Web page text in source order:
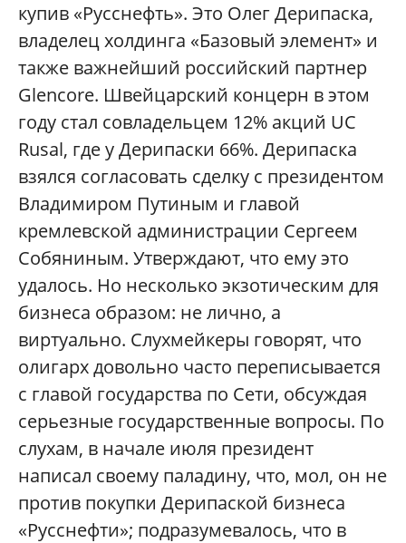
купив «Русснефть». Это Олег Дерипаска,
владелец холдинга «Базовый элемент» и
также важнейший российский партнер
Glencore. Швейцарский концерн в этом
году стал совладельцем 12% акций UC
Rusal, где у Дерипаски 66%. Дерипаска
взялся согласовать сделку с президентом
Владимиром Путиным и главой
кремлевской администрации Сергеем
Собяниным. Утверждают, что ему это
удалось. Но несколько экзотическим для
бизнеса образом: не лично, а
виртуально. Слухмейкеры говорят, что
олигарх довольно часто переписывается
с главой государства по Сети, обсуждая
серьезные государственные вопросы. По
слухам, в начале июля президент
написал своему паладину, что, мол, он не
против покупки Дерипаской бизнеса
«Русснефти»; подразумевалось, что в